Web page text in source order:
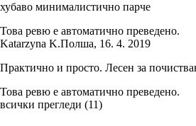
хубаво минималистично парче
Това ревю е автоматично преведено.
Katarzyna K.Полша, 16. 4. 2019
Практично и просто. Лесен за
Това ревю е автоматично преведено.
всички прегледи (11)